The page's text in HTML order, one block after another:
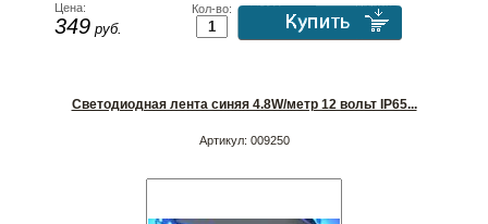
Цена:
349 руб.
Кол-во:
Светодиодная лента синяя 4.8W/метр 12 вольт IP65...
Артикул: 009250